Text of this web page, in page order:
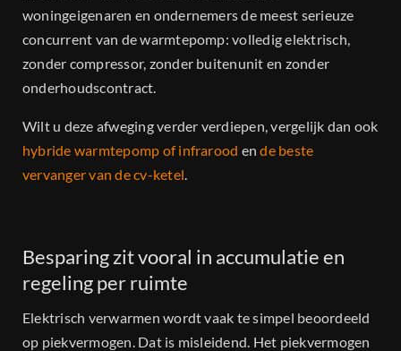
woningeigenaren en ondernemers de meest serieuze
concurrent van de warmtepomp: volledig elektrisch,
zonder compressor, zonder buitenunit en zonder
onderhoudscontract.
Wilt u deze afweging verder verdiepen, vergelijk dan ook
hybride warmtepomp of infrarood ende beste
vervanger van de cv-ketel
Besparing zit vooral in accumulatie en
regeling per ruimte
Elektrisch verwarmen wordt vaak te simpel beoordeeld
op piekvermogen. Dat is misleidend. Het piekvermogen